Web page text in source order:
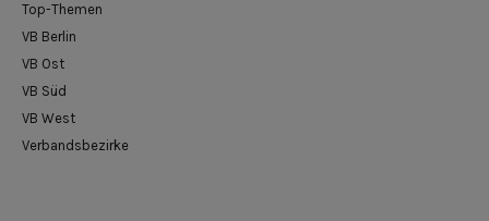
Top-Themen
VB Berlin
VB Ost
VB Süd
VB West
Verbandsbezirke